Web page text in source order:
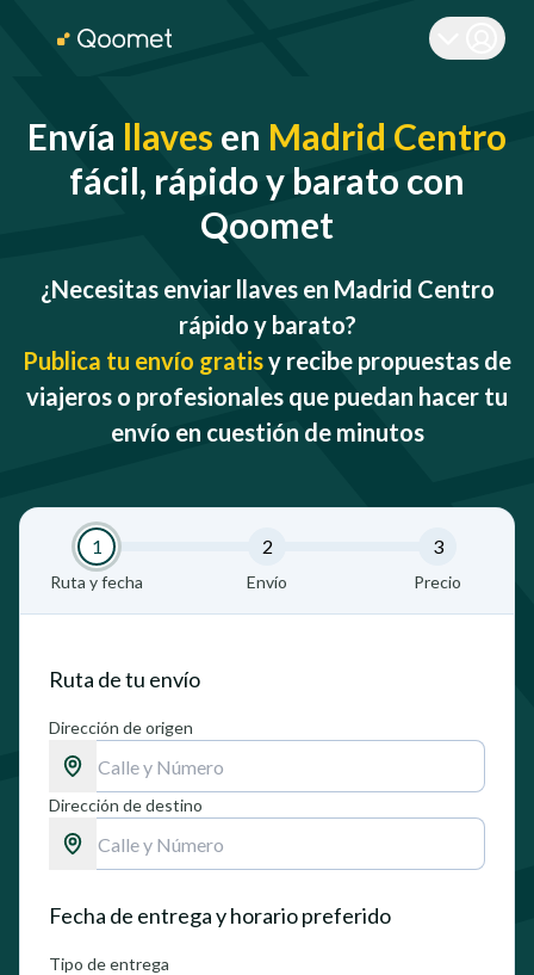
Envía llaves en Madrid Centro
fácil, rápido y barato con
Qoomet
¿Necesitas enviar llaves en Madrid Centro
rápido y barato?
Publica tu envío gratisy recibe propuestas de
viajeros o profesionales que puedan hacer tu
envío en cuestión de minutos
1
Ruta y fecha
2
Envío
3
Precio
Ruta de tu envío
Dirección de origen
Dirección de destino
Fecha de entrega y horario preferido
Tipo de entrega